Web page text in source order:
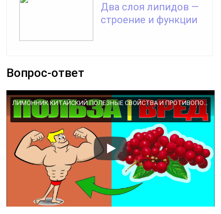
Два слоя липидов —
строение и функции
Вопрос-ответ
ЛИМОННИК КИТАЙСКИЙ ПОЛЕЗНЫЕ СВОЙСТВА И ПРОТИВОПОКАЗАНИЯ